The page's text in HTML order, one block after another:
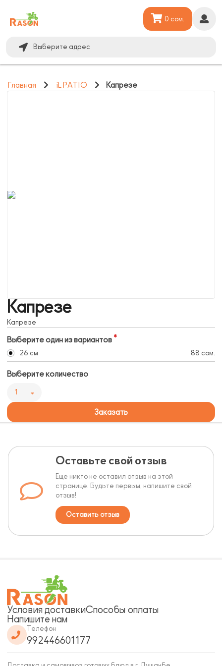
Выберите адрес
0 сом.
Главная iL PATIO Капрезе
Капрезе
Капрезе
Выберите один из вариантов
26 см 88 сом.
Выберите количество
1
Заказать
Оставьте свой отзыв
Еще никто не оставил отзыв на этой
странице. Будьте первым, напишите свой
отзыв!
Оставить отзыв
Условия доставкиСпособы оплаты
Напишите нам
Телефон
992446601177